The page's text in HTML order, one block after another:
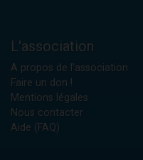
L'association
A propos de l'association
Faire un don !
Mentions légales
Nous contacter
Aide (FAQ)